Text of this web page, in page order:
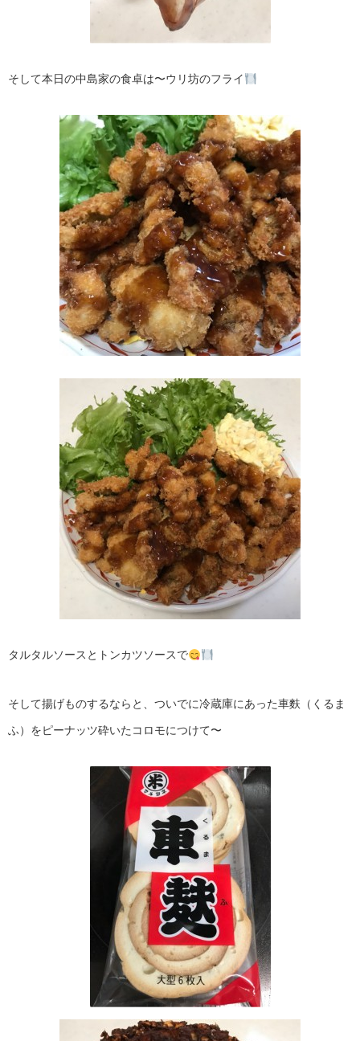
そして本日の中島家の食卓は〜ウリ坊のフライ
タルタルソースとトンカツソースで
そして揚げものするならと、ついでに冷蔵庫にあった車麩（くるま
ふ）をピーナッツ砕いたコロモにつけて〜